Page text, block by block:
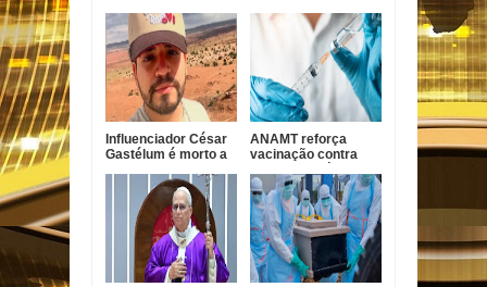
Influenciador César
Gastélum é morto a
ANAMT reforça
vacinação contra
em São Paulo